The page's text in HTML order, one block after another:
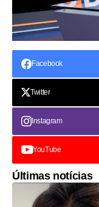
Facebook
Twitter
Instagram
YouTube
Últimas notícias